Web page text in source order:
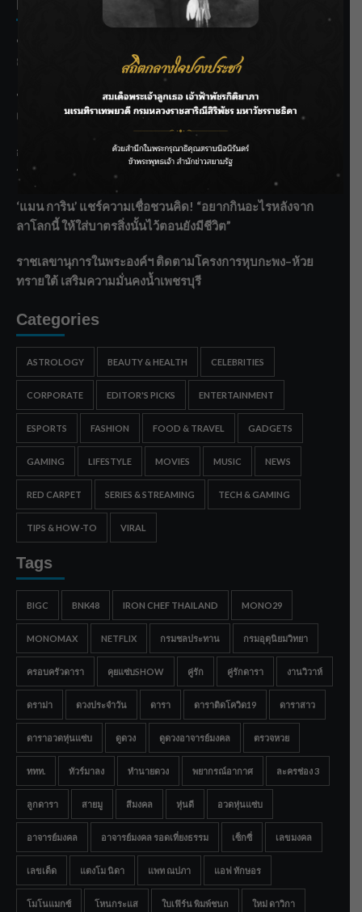
Recent Posts
ชลประทานเชียงใหม่เร่งพร่องน้ำแม่น้ำปิง รับมวลน้ำเหนือ ย้ำ
ยังไม่ล้นตลิ่ง
ฟาดลุคใหม่! “แบม พิชญานิน” แดนซ์สับทุกจังหวะ ชวนแฟนๆ
แกะท่า #นอกจอนอกใจ
กรมชลฯ รับฟังประชาชน ติดตามแก้ปัญหาโครงการประตู
ระบายน้ำศรีสองรักฯ
‘แมน การิน’ แชร์ความเชื่อชวนคิด! “อยากกินอะไรหลังจาก
ลาโลกนี้ ให้ใส่บาตรสิ่งนั้นไว้ตอนยังมีชีวิต”
ราชเลขานุการในพระองค์ฯ ติดตามโครงการหุบกะพง–ห้วย
ทรายใต้ เสริมความมั่นคงน้ำเพชรบุรี
Categories
ASTROLOGY BEAUTY & HEALTH CELEBRITIES
CORPORATE EDITOR'S PICKS ENTERTAINMENT
ESPORTS FASHION FOOD & TRAVEL GADGETS
GAMING LIFESTYLE MOVIES MUSIC NEWS
RED CARPET SERIES & STREAMING TECH & GAMING
TIPS & HOW-TO VIRAL
Tags
BIGC BNK48 IRON CHEF THAILAND MONO29
MONOMAX NETFLIX กรมชลประทาน กรมอุตุนิยมวิทยา
ครอบครัวดารา คุยแซ่บSHOW คู่รัก คู่รักดารา งานวิวาห์
ดราม่า ดวงประจำวัน ดารา ดาราติดโควิด19 ดาราสาว
ดาราอวดหุ่นแซ่บ ดูดวง ดูดวงอาจารย์มงคล ตรวจหวย
ททท. ทัวร์มาลง ทำนายดวง พยากรณ์อากาศ ละครช่อง 3
ลูกดารา สายมู สีมงคล หุ่นดี อวดหุ่นแซ่บ
อาจารย์มงคล อาจารย์มงคล รอดเที่ยงธรรม เซ็กซี่ เลขมงคล
เลขเด็ด แตงโม นิดา แพท ณปภา แอฟ ทักษอร
โมโนแมกซ์ โหนกระแส ใบเฟิร์น พิมพ์ชนก ใหม่ ดาวิกา